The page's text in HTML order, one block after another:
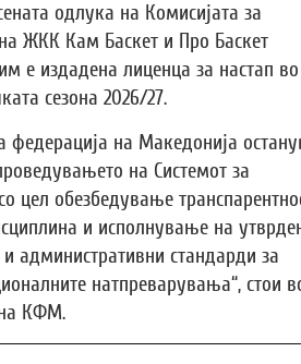
одлука на Комисијата за
ЖКК Кам Баскет и Про Баскет
е издадена лиценца за настап во
сезона 2026/27.
федерација на Македонија
на Системот за
цел обезбедување
и исполнување на
административни стандарди за
натпреварувања“, стои
КФМ.